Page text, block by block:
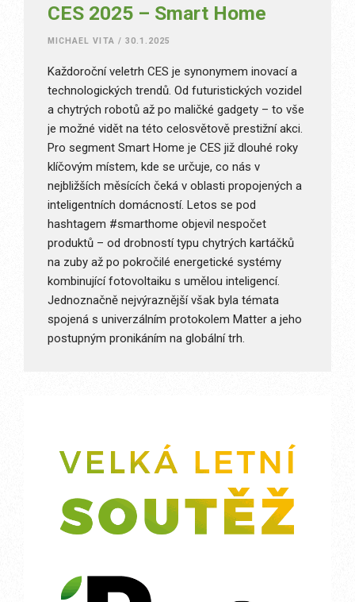
CES 2025 – Smart Home
MICHAEL VITA / 30.1.2025
Každoroční veletrh CES je synonymem inovací a
technologických trendů. Od futuristických vozidel
a chytrých robotů až po maličké gadgety – to vše
je možné vidět na této celosvětově prestižní akci.
Pro segment Smart Home je CES již dlouhé roky
klíčovým místem, kde se určuje, co nás v
nejbližších měsících čeká v oblasti propojených a
inteligentních domácností. Letos se pod
hashtagem #smarthome objevil nespočet
produktů – od drobností typu chytrých kartáčků
na zuby až po pokročilé energetické systémy
kombinující fotovoltaiku s umělou inteligencí.
Jednoznačně nejvýraznější však byla témata
spojená s univerzálním protokolem Matter a jeho
postupným pronikáním na globální trh.